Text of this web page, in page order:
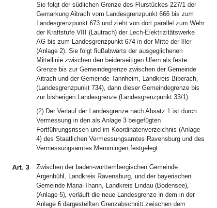
Sie folgt der südlichen Grenze des Flurstückes 227/1 der
Gemarkung Aitrach vom Landesgrenzpunkt 666 bis zum
Landesgrenzpunkt 673 und zieht von dort parallel zum Wehr
der Kraftstufe VIII (Lautrach) der Lech-Elektrizitätswerke
AG bis zum Landesgrenzpunkt 674 in der Mitte der Iller
(Anlage 2). Sie folgt fiußabwärts der ausgeglichenen
Mittellinie zwischen den beiderseitigen Ufern als feste
Grenze bis zur Gemeindegrenze zwischen der Gemeinde
Aitrach und der Gemeinde Tannheim, Landkreis Biberach,
(Landesgrenzpunkt 734), dann dieser Gemeindegrenze bis
zur bisherigen Landesgrenze (Landesgrenzpunkt 33/1).
(2) Der Verlauf der Landesgrenze nach Absatz 1 ist durch
Vermessung in den als Anlage 3 beigefügten
Fortführungsrissen und im Koordinatenverzeichnis (Anlage
4) des Staatlichen Vermessungsamtes Ravensburg und des
Vermessungsamtes Memmingen festgelegt.
Art. 3
Zwischen der baden-württembergischen Gemeinde
Argenbühl, Landkreis Ravensburg, und der bayerischen
Gemeinde Maria-Thann, Landkreis Lindau (Bodensee),
(Anlage 5), verläuft die neue Landesgrenze in dem in der
Anlage 6 dargestellten Grenzabschnitt zwischen dem